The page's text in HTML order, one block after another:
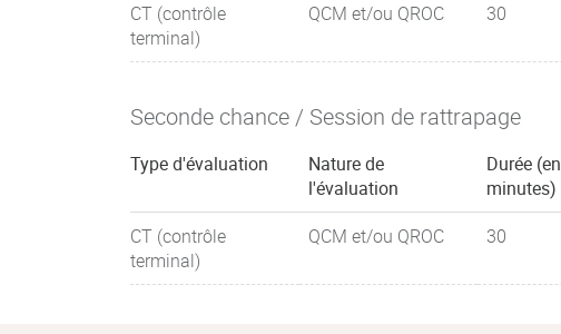
CT (contrôle
terminal)
QCM et/ou QROC 30
Seconde chance / Session de rattrapage
Type d'évaluation
Nature de
l'évaluation
Durée (en
minutes)
CT (contrôle
terminal)
QCM et/ou QROC 30